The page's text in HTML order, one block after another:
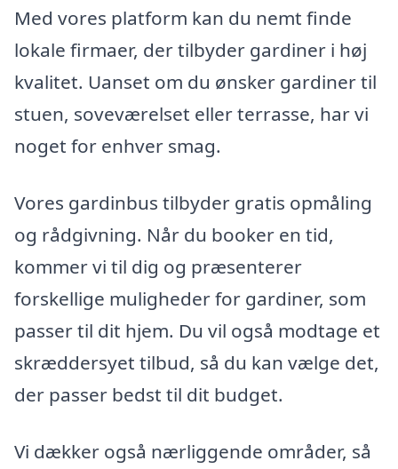
Med vores platform kan du nemt finde
lokale firmaer, der tilbyder gardiner i høj
kvalitet. Uanset om du ønsker gardiner til
stuen, soveværelset eller terrasse, har vi
noget for enhver smag.
Vores gardinbus tilbyder gratis opmåling
og rådgivning. Når du booker en tid,
kommer vi til dig og præsenterer
forskellige muligheder for gardiner, som
passer til dit hjem. Du vil også modtage et
skræddersyet tilbud, så du kan vælge det,
der passer bedst til dit budget.
Vi dækker også nærliggende områder, så